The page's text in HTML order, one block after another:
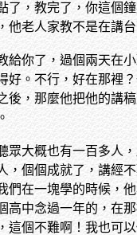
了，教完了，你這個
他老人家教不是在講
給你了，過個兩天在
好。不行，好在那裡
後，那麼他把他的講
眾大概也有一百多人
，個個成就了，講經
們在一塊學的時候，
高中念過一年的，在
這個不難啊！我也可以